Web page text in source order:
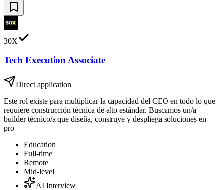
30X
Tech Execution Associate
Direct application
Este rol existe para multiplicar la capacidad del CEO en todo lo que
requiere construcción técnica de alto estándar. Buscamos un/a
builder técnico/a que diseña, construye y despliega soluciones en
pro
Education
Full-time
Remote
Mid-level
AI Interview